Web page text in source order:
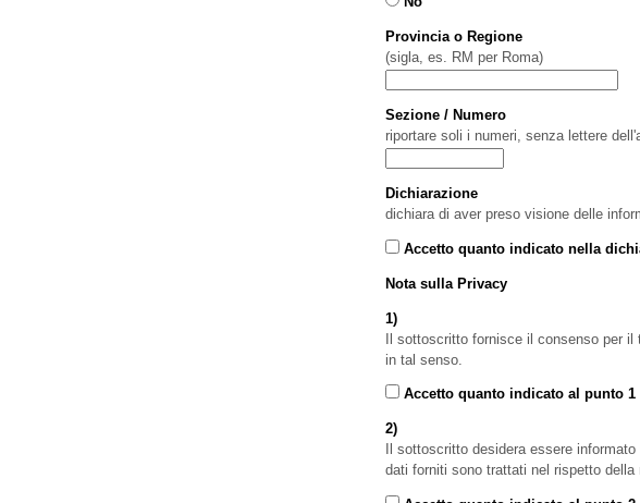
Provincia o Regione
(sigla, es. RM per Roma)
Sezione / Numero
riportare soli i numeri, senza lettere
Dichiarazione
dichiara di aver preso visione delle
Accetto quanto indicato nella
Nota sulla Privacy
1)
Il sottoscritto fornisce il consenso per
in tal senso.
Accetto quanto indicato al punto 1
2)
Il sottoscritto desidera essere
dati forniti sono trattati nel rispetto della